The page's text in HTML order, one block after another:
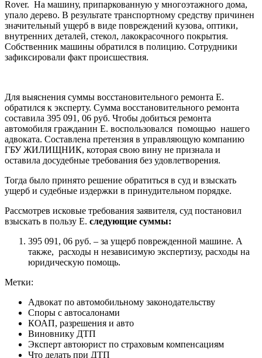
Rover. На машину, припаркованную у многоэтажного дома,
упало дерево. В результате транспортному средству причинен
значительный ущерб в виде повреждений кузова, оптики,
внутренних деталей, стекол, лакокрасочного покрытия.
Собственник машины обратился в полицию. Сотрудники
зафиксировали факт происшествия.
Для выяснения суммы восстановительного ремонта Е.
обратился к эксперту. Сумма восстановительного ремонта
составила 395 091, 06 руб. Чтобы добиться ремонта
автомобиля гражданин Е. воспользовался помощью нашего
адвоката. Составлена претензия в управляющую компанию
ГБУ ЖИЛИЩНИК, которая свою вину не признала и
оставила досудебные требования без удовлетворения.
Тогда было принято решение обратиться в суд и взыскать
ущерб и судебные издержки в принудительном порядке.
Рассмотрев исковые требования заявителя, суд постановил
взыскать в пользу Е. следующие суммы:
395 091, 06 руб. – за ущерб поврежденной машине. А
также, расходы н независимую экспертизу, расходы на
юридическую помощь.
Метки:
Адвокат по автомобильному законодательству
Споры с автосалонами
КОАП, разрешения и авто
Виновнику ДТП
Эксперт автоюрист по страховым компенсациям
Что делать при ДТП